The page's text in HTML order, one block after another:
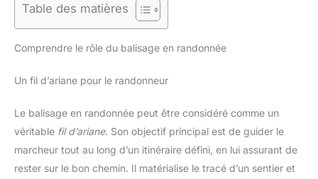
Table des matières
Comprendre le rôle du balisage en randonnée
Un fil d’ariane pour le randonneur
Le balisage en randonnée peut être considéré comme un
véritable fil d’ariane. Son objectif principal est de guider le
marcheur tout au long d’un itinéraire défini, en lui assurant de
rester sur le bon chemin. Il matérialise le tracé d’un sentier et